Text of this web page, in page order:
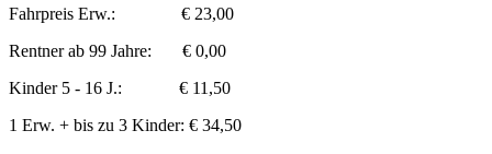
Fahrpreis Erw.: € 23,00
Rentner ab 99 Jahre: € 0,00
Kinder 5 - 16 J.: € 11,50
1 Erw. + bis zu 3 Kinder: € 34,50